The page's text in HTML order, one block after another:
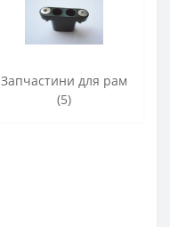
Запчастини для рам
(5)